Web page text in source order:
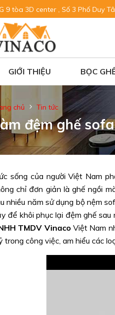
9 tòa 3D center , Số 3 Phố Duy
GIỚI THIỆU BỌC
chủ Tin tức
đệm ghế
sống của người Việt Nam
chỉ đơn giản là ghế ngồi
nhiều năm sử dụng bộ nệm
để khôi phục lại đệm ghế
TMDV Vinaco Việt Nam
trong công việc, am hiểu các